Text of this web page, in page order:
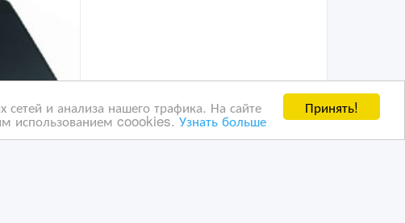
Принять!
и анализа нашего трафика. На сайте
использованием coookies.Узнать больше